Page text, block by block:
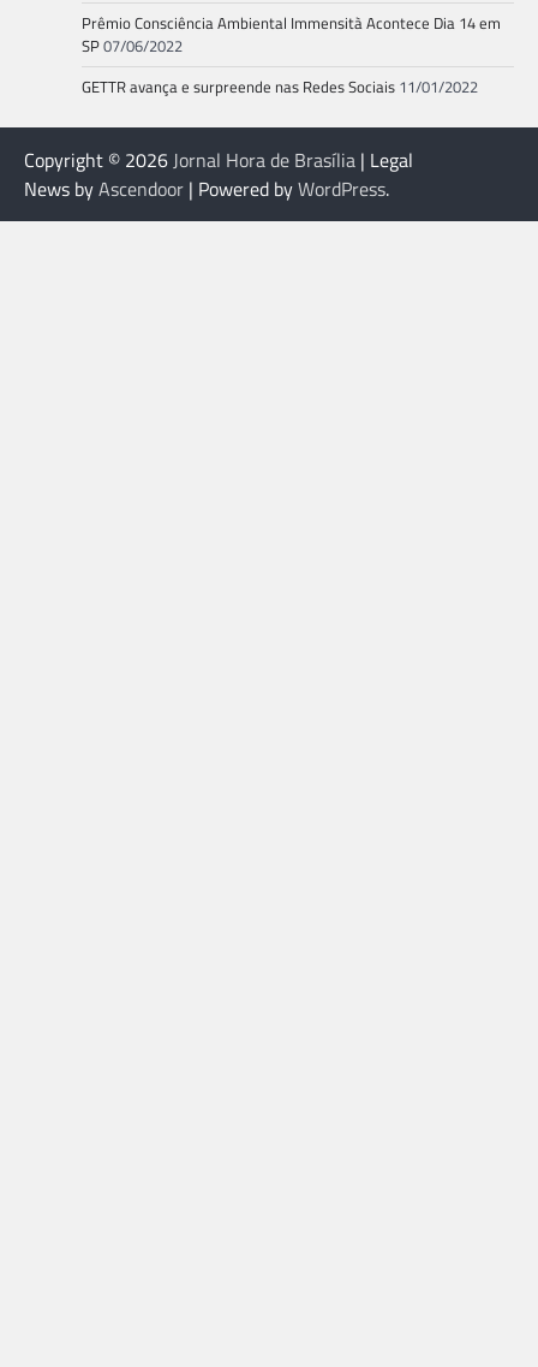
Prêmio Consciência Ambiental Immensità Acontece Dia 14 em
SP07/06/2022
GETTR avança e surpreende nas Redes Sociais 11/01/2022
Copyright © 2026Jornal Hora de Brasília | Legal
News byAscendoor | Powered byWordPress.